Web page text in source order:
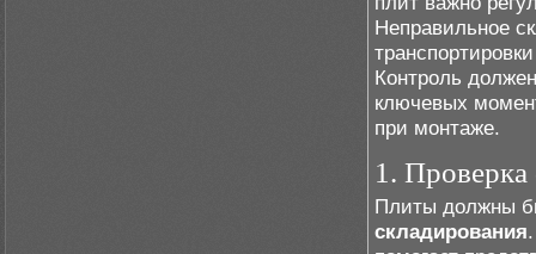
Неправильное
Контроль
ключевых
при монтаже.
1. Проверка
Плиты должны
складирования